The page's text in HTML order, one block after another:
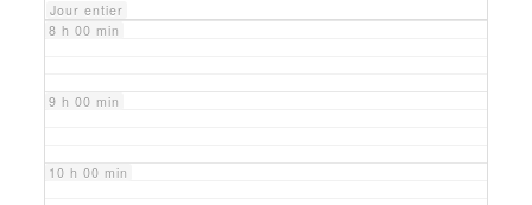
Jour entier
8 h 00 min
9 h 00 min
10 h 00 min